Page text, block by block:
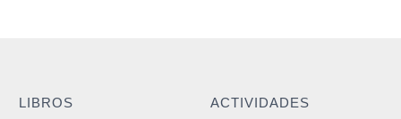
LIBROS ACTIVIDADES